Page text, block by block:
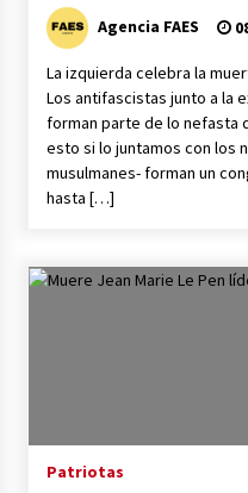
Agencia FAES
La izquierda celebra la
Los antifascistas junto a la
forman parte de lo nefasta
esto si lo juntamos con los
musulmanes- forman un
hasta […]
Patriotas